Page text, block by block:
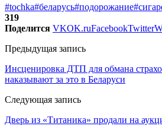
#tochka#беларусь#подорожание
319
Поделится VKOK.ruFacebookTwitter
Предыдущая запись
Инсценировка ДТП для обмана
наказывают за это в Беларуси
Следующая запись
Дверь из «Титаника» продали на